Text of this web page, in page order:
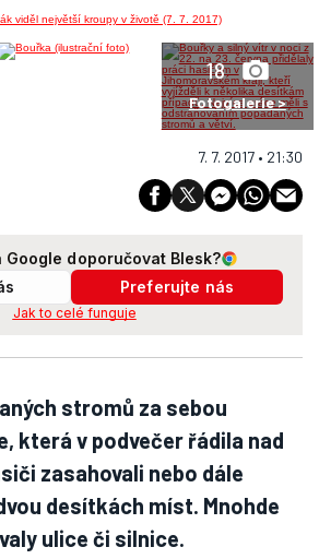
18
Fotogalerie >
7. 7. 2017 • 21:30
Google doporučovat Blesk?
Preferujte nás
Jak to celé funguje
stromů za sebou
která v podvečer řádila nad
zasahovali nebo dále
desítkách míst. Mnohde
ulice či silnice.